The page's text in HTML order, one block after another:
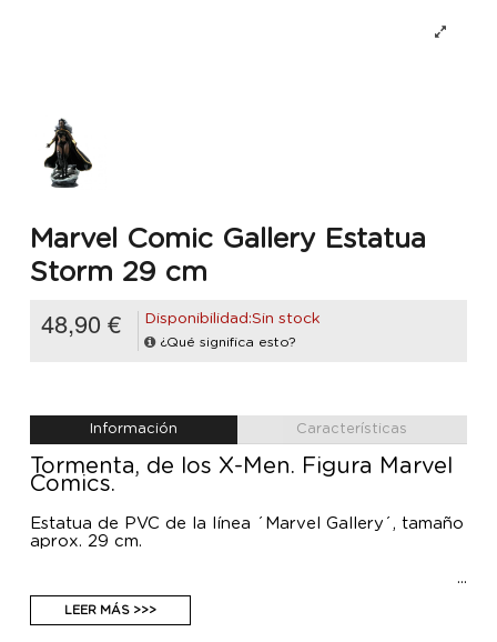
Marvel Comic Gallery Estatua
Storm 29 cm
48,90 € Disponibilidad:Sin stock
¿Qué significa esto?
Información Características
Tormenta, de los X-Men. Figura Marvel
Comics.
Estatua de PVC de la línea ´Marvel Gallery´, tamaño
aprox. 29 cm.
LEER MÁS >>>